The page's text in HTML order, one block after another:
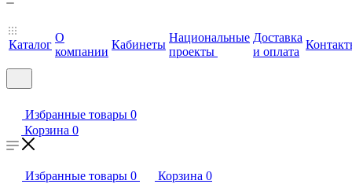
Каталог
О
компании
Кабинеты
Национальные
проекты
Доставка
и оплата
Избранные товары 0
Корзина 0
Избранные товары 0 Корзина 0